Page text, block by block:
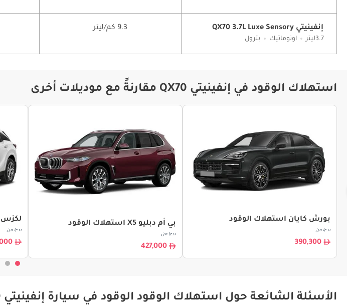
إنفينيتي QX70 3.7L Luxe Sensory
3.7ليتر اوتوماتيك بترول
9.3 كم/ليتر
استهلاك الوقود في إنفينيتي QX70 مقارنةً مع موديلات أخرى
بورش كايان استهلاك الوقود
بدءا من
390,300
بي أم دبليو X5 استهلاك الوقود
بدءا من
427,000
لكزس RX 350 استهلاك الوقود
بدءا من
287,000
الأسئلة الشائعة حول استهلاك الوقود الوقود في سيارة إنفينيتي QX70